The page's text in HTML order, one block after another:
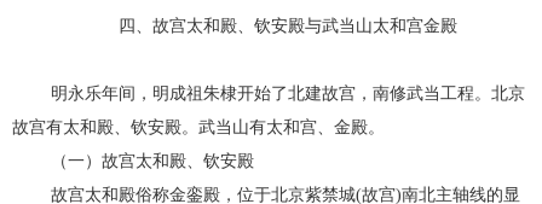
四、故宫太和殿、钦安殿与武当山太和宫金殿
明永乐年间，明成祖朱棣开始了北建故宫，南修武当工程。北京
故宫有太和殿、钦安殿。武当山有太和宫、金殿。
（一）故宫太和殿、钦安殿
故宫太和殿俗称金銮殿，位于北京紫禁城(故宫)南北主轴线的显